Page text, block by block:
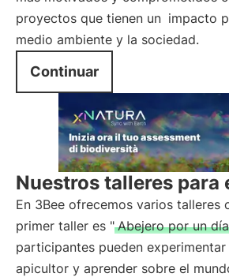
proyectos que tienen un impacto
medio ambiente y la sociedad.
Continuar
Nuestros talleres para
En 3Bee ofrecemos varios talleres
primer taller es " Abejero por un día
participantes pueden
apicultor y aprender sobre el